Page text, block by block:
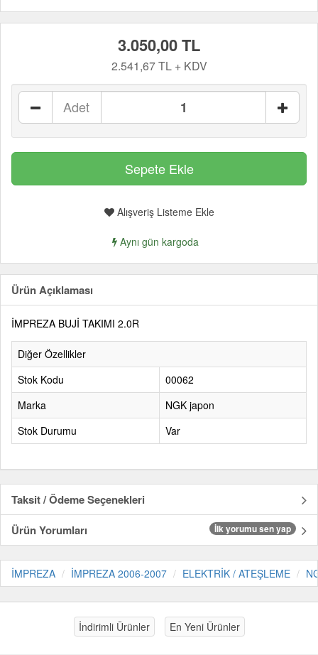
3.050,00 TL
2.541,67 TL + KDV
Adet
Alışveriş Listeme Ekle
Aynı gün kargoda
Ürün Açıklaması
İMPREZA BUJİ TAKIMI 2.0R
Diğer Özellikler
Stok Kodu
00062
Marka
NGK japon
Stok Durumu
Var
Taksit / Ödeme Seçenekleri
Ürün Yorumları
İlk yorumu sen yap
İMPREZA İMPREZA 2006-2007 ELEKTRİK / ATEŞLEME
İndirimli Ürünler En Yeni Ürünler